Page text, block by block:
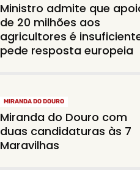
Ministro admite que
de 20 milhões aos
agricultores é
pede resposta europeia
MIRANDA DO DOURO
Miranda do Douro com
duas candidaturas às 7
Maravilhas